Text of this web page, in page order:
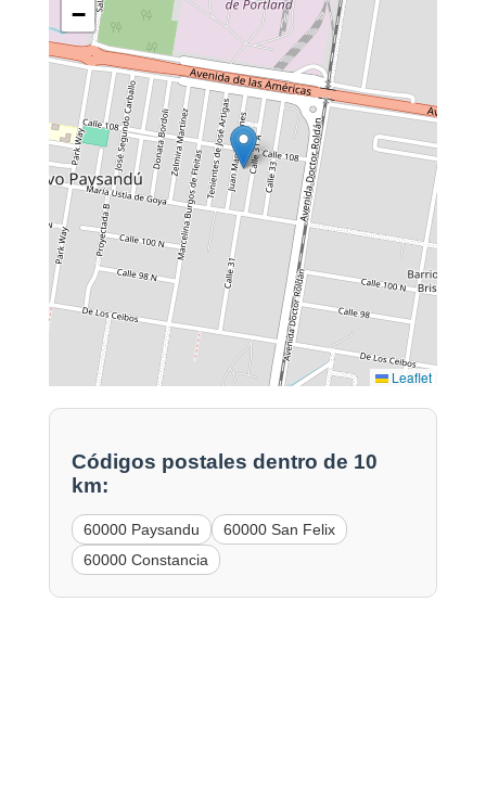
−
Leaflet
Códigos postales dentro de 10
km:
60000 Paysandu
60000 San Felix
60000 Constancia